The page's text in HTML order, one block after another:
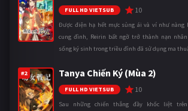
FULL HD VIETSUB 10
Được điện hạ hết mực sủng ái và ví như nàng
cung đình, Reirin bất ngờ trở thành nạn nhân
sống ký sinh trong triều đình đã sử dụng ma
#2 Tanya Chiến Ký (Mùa 2)
FULL HD VIETSUB 10
Sau những chiến thắng đầy khốc liệt